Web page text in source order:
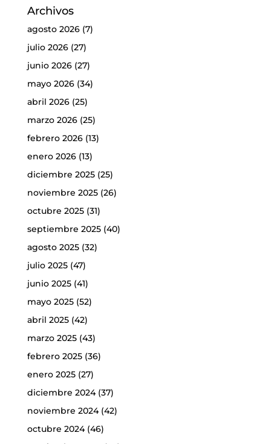
Archivos
agosto 2026(7)
julio 2026(27)
junio 2026(27)
mayo 2026(34)
abril 2026(25)
marzo 2026(25)
febrero 2026(13)
enero 2026(13)
diciembre 2025(25)
noviembre 2025(26)
octubre 2025(31)
septiembre 2025(40)
agosto 2025(32)
julio 2025(47)
junio 2025(41)
mayo 2025(52)
abril 2025(42)
marzo 2025(43)
febrero 2025(36)
enero 2025(27)
diciembre 2024(37)
noviembre 2024(42)
octubre 2024(46)